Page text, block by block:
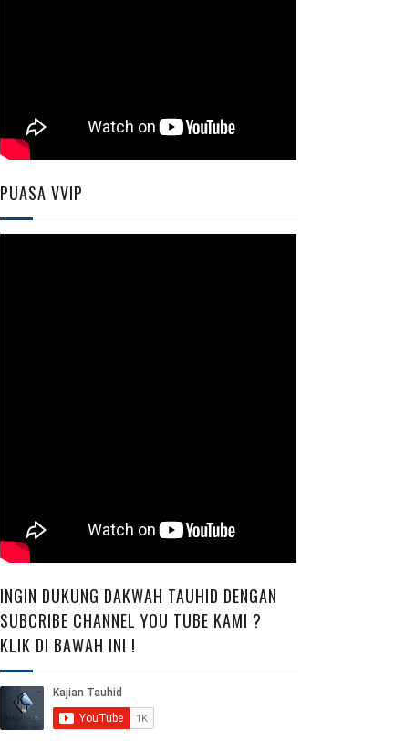
PUASA VVIP
INGIN DUKUNG DAKWAH TAUHID DENGAN
SUBCRIBE CHANNEL YOU TUBE KAMI ?
KLIK DI BAWAH INI !